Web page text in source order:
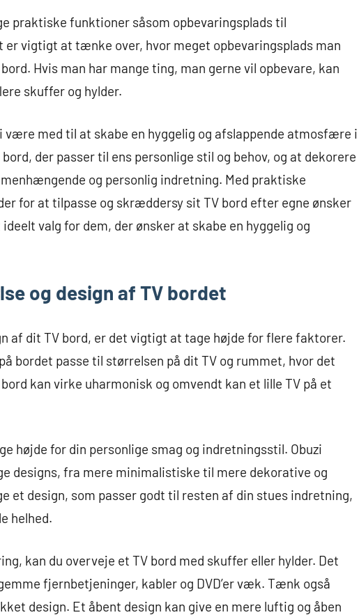
praktiske funktioner såsom opbevaringsplads til
er vigtigt at tænke over, hvor meget opbevaringsplads man
Hvis man har mange ting, man gerne vil opbevare, kan
skuffer og hylder.
være med til at skabe en hyggelig og afslappende atmosfære i
der passer til ens personlige stil og behov, og at dekorere
og personlig indretning. Med praktiske
for at tilpasse og skræddersy sit TV bord efter egne ønsker
valg for dem, der ønsker at skabe en hyggelig og
og design af TV bordet
af dit TV bord, er det vigtigt at tage højde for flere faktorer.
bordet passe til størrelsen på dit TV og rummet, hvor det
kan virke uharmonisk og omvendt kan et lille TV på et
højde for din personlige smag og indretningsstil. Obuzi
designs, fra mere minimalistiske til mere dekorative og
et design, som passer godt til resten af din stues indretning,
helhed.
kan du overveje et TV bord med skuffer eller hylder. Det
fjernbetjeninger, kabler og DVD’er væk. Tænk også
design. Et åbent design kan give en mere luftig og åben